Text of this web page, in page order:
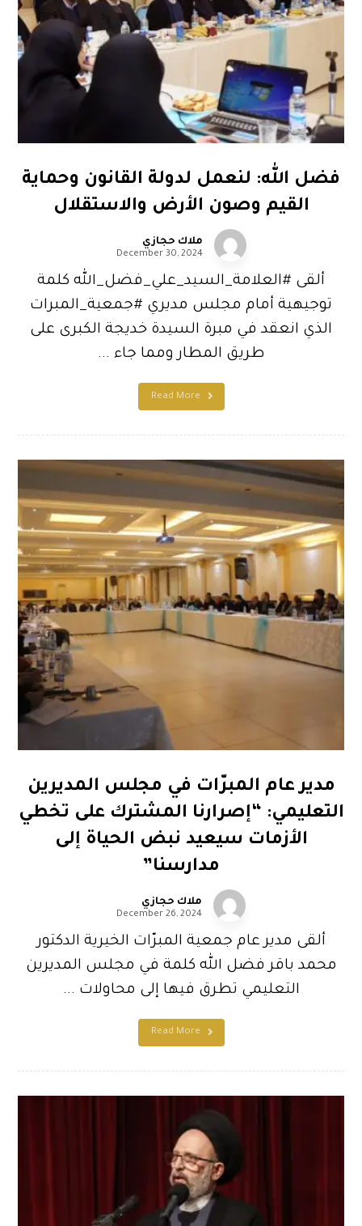
فضل الله: لنعمل لدولة القانون وحماية
القيم وصون الأرض والاستقلال
ملاك حجازي
December 30, 2024
ألقى #العلامة_السيد_علي_فضل_الله كلمة
توجيهية أمام مجلس مديري #جمعية_المبرات
الذي انعقد في مبرة السيدة خديجة الكبرى على
طريق المطار ومما جاء ...
Read More
مدير عام المبرّات في مجلس المديرين
التعليمي: “إصرارنا المشترك على تخطي
الأزمات سيعيد نبض الحياة إلى
مدارسنا”
ملاك حجازي
December 26, 2024
ألقى مدير عام جمعية المبرّات الخيرية الدكتور
محمد باقر فضل الله كلمة في مجلس المديرين
التعليمي تطرق فيها إلى محاولات ...
Read More